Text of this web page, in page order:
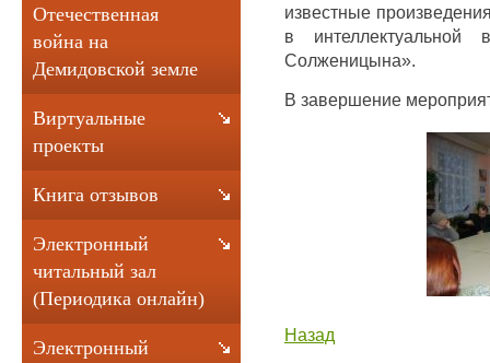
известные
в интеллектуальной
Солженицына».
В завершение
Назад
Отечественная
война на
Демидовской земле
Виртуальные
проекты
Книга отзывов
Электронный
читальный зал
(Периодика онлайн)
Электронный